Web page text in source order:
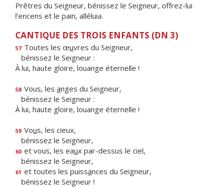
Prêtres du Seigneur, bénissez le Seigneur, offrez-lui
l’encens et le pain, alléluia.
CANTIQUE DES TROIS ENFANTS (DN 3)
57 Toutes les œuvres du Seigneur,
bénissez le Seigneur :
À lui, haute gloire, louange éternelle !
58 Vous, les anges du Seigneur,
bénissez le Seigneur :
À lui, haute gloire, louange éternelle !
59 Vous, les cieux,
bénissez le Seigneur,
60 et vous, les eaux par-dessus le ciel,
bénissez le Seigneur,
61 et toutes les puissances du Seigneur,
bénissez le Seigneur !